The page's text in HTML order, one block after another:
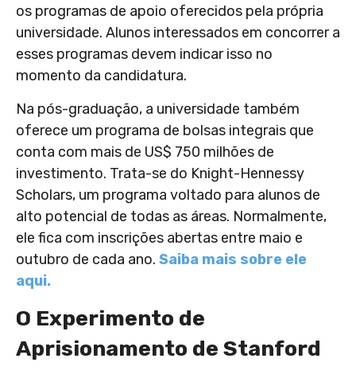
os programas de apoio oferecidos pela própria
universidade. Alunos interessados em concorrer a
esses programas devem indicar isso no
momento da candidatura.
Na pós-graduação, a universidade também
oferece um programa de bolsas integrais que
conta com mais de US$ 750 milhões de
investimento. Trata-se do Knight-Hennessy
Scholars, um programa voltado para alunos de
alto potencial de todas as áreas. Normalmente,
ele fica com inscrições abertas entre maio e
outubro de cada ano. Saiba mais sobre ele
aqui.
O Experimento de
Aprisionamento de Stanford